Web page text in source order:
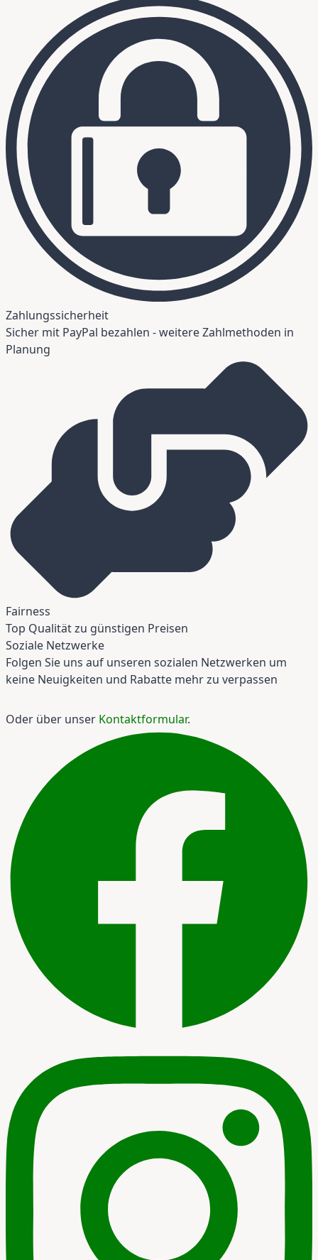
Zahlungssicherheit
Sicher mit PayPal bezahlen - weitere Zahlmethoden in
Planung
Fairness
Top Qualität zu günstigen Preisen
Soziale Netzwerke
Folgen Sie uns auf unseren sozialen Netzwerken um
keine Neuigkeiten und Rabatte mehr zu verpassen
Oder über unser Kontaktformular.